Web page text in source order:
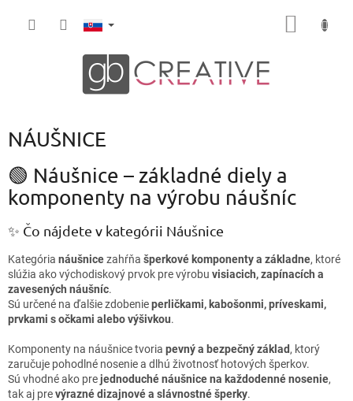
NÁUŠNICE
🟢 Náušnice – základné diely a
komponenty na výrobu náušníc
✨ Čo nájdete v kategórii Náušnice
Kategória náušnicezahŕňa šperkové komponenty a základne, ktoré
slúžia ako východiskový prvok pre výrobu visiacich, zapínacích a
zavesených náušníc.
Sú určené na ďalšie zdobenieperličkami, kabošonmi, príveskami,
prvkami s očkami alebo výšivkou.
Komponenty na náušnice tvoria pevný a bezpečný základ, ktorý
zaručuje pohodlné nosenie a dlhú životnosť hotových šperkov.
Sú vhodné ako prejednoduché náušnice na každodenné nosenie,
tak aj prevýrazné dizajnové a slávnostné šperky.